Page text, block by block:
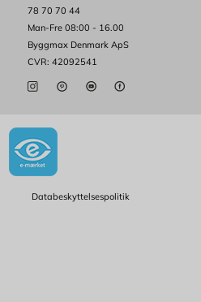
78 70 70 44
Man-Fre 08:00 - 16.00
Byggmax Denmark ApS
CVR: 42092541
Databeskyttelsespolitik